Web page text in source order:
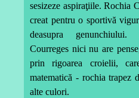
sesizeze aspiraţiile. Rochia
creat pentru o sportivă
deasupra
Courreges nici nu are
prin rigoarea croielii,
matematică - rochia trapez
alte culori.